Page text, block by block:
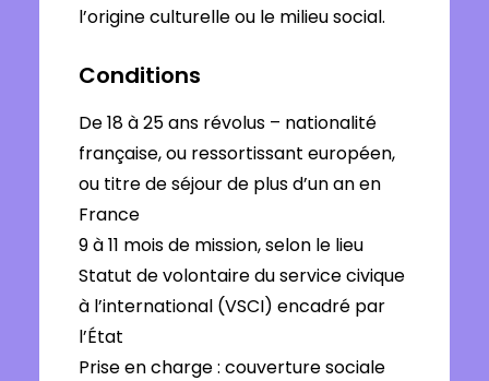
l’origine culturelle ou le milieu social.
Conditions
De 18 à 25 ans révolus – nationalité
française, ou ressortissant européen,
ou titre de séjour de plus d’un an en
France
9 à 11 mois de mission, selon le lieu
Statut de volontaire du service civique
à l’international (VSCI) encadré par
l’État
Prise en charge : couverture sociale